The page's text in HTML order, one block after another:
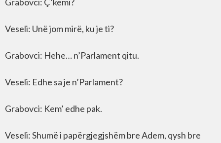
Veseli: Unë jom mirë, ku je ti?
Grabovci: Hehe… n’Parlament qitu.
Veseli: Edhe sa je n’Parlament?
Grabovci: Kem’ edhe pak.
Veseli: Shumë i papërgjegjshëm bre Adem, qysh bre